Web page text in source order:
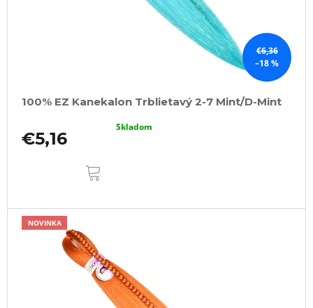
€6,36
–18 %
100% EZ Kanekalon Trblietavý 2-7 Mint/D-Mint
€5,16
Skladom
NOVINKA